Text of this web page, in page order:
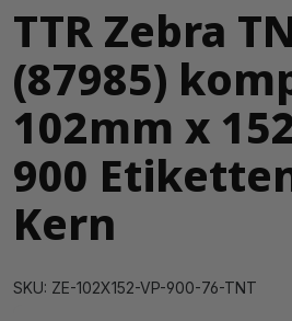
TTR Zebra
(87985)
102mm x
900
Kern
SKU: ZE-102X152-VP-900-76-TNT